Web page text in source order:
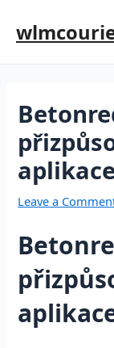
aplikace
Leave a